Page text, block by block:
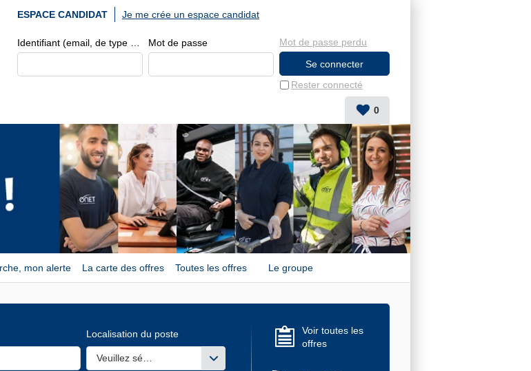
ESPACE CANDIDAT
Mot de passe
Rester connecté
Mot de passe perdu
Je me crée un espace candidat
0
mon alerte La carte des offres Toutes les offres Le groupe
Localisation du poste
Veuillez sélectionner une ou des valeurs
Voir toutes les
offres